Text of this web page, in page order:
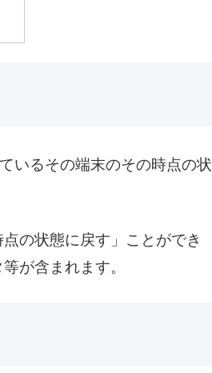
いるその端末のその時点の状
の状態に戻す」ことができ
が含まれます。